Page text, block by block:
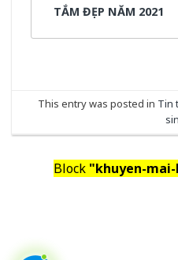
TẮM ĐẸP NĂM 2021
This entry was posted in Tin
Block "khuyen-